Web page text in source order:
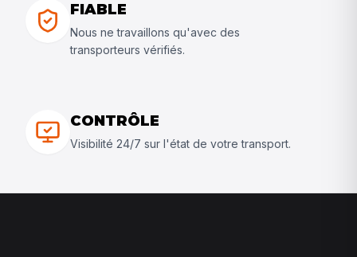
FIABLE
Nous ne travaillons qu'avec des
transporteurs vérifiés.
CONTRÔLE
Visibilité 24/7 sur l'état de votre transport.